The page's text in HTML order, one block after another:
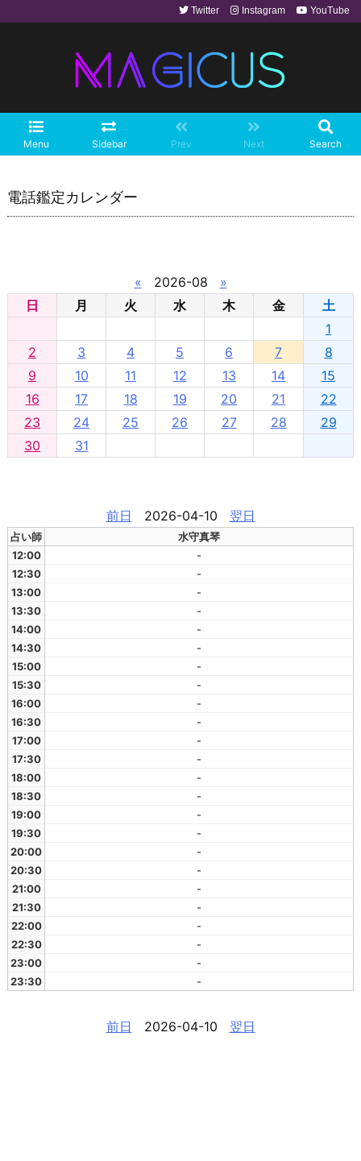
Menu Sidebar Prev Next Search
Twitter Instagram YouTube
電話鑑定カレンダー
« 2026-08
»
日
月 火 水 木 金
土
1
2
3 4 5 6 7
8
9
10 11 12 13 14
15
16
17 18 19 20 21
22
23
24 25 26 27 28
29
30
31
前日 2026-04-10 翌日
占い師
水守真琴
12:00
-
12:30
-
13:00
-
13:30
-
14:00
-
14:30
-
15:00
-
15:30
-
16:00
-
16:30
-
17:00
-
17:30
-
18:00
-
18:30
-
19:00
-
19:30
-
20:00
-
20:30
-
21:00
-
21:30
-
22:00
-
22:30
-
23:00
-
23:30
-
前日 2026-04-10 翌日